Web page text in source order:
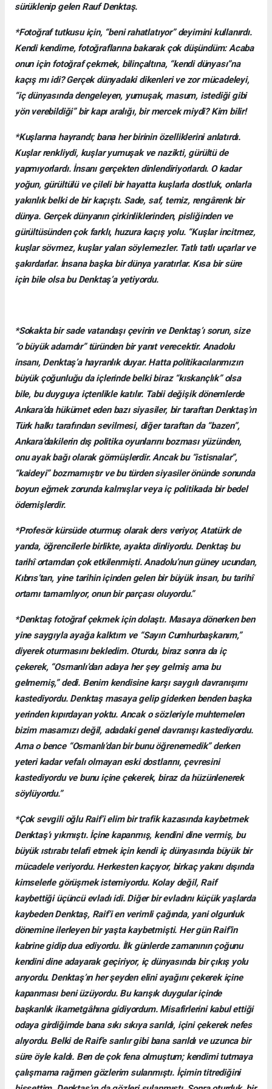
sürüklenip gelen Rauf Denktaş.
*Fotoğraf tutkusu için, “beni rahatlatıyor” deyimini kullanırdı.
Kendi kendime, fotoğraflarına bakarak çok düşündüm: Acaba
onun için fotoğraf çekmek, bilinçaltına, “kendi dünyası”na
kaçış mı idi? Gerçek dünyadaki dikenleri ve zor mücadeleyi,
“iç dünyasında dengeleyen, yumuşak, masum, istediği gibi
yön verebildiği” bir kapı aralığı, bir mercek miydi? Kim bilir!
*Kuşlarına hayrandı; bana her birinin özelliklerini anlatırdı.
Kuşlar renkliydi, kuşlar yumuşak ve nazikti, gürültü de
yapmıyorlardı. İnsanı gerçekten dinlendiriyorlardı. O kadar
yoğun, gürültülü ve çileli bir hayatta kuşlarla dostluk, onlarla
yakınlık belki de bir kaçıştı. Sade, saf, temiz, rengârenk bir
dünya. Gerçek dünyanın çirkinliklerinden, pisliğinden ve
gürültüsünden çok farklı, huzura kaçış yolu. “Kuşlar incitmez,
kuşlar sövmez, kuşlar yalan söylemezler. Tatlı tatlı uçarlar ve
şakırdarlar. İnsana başka bir dünya yaratırlar. Kısa bir süre
için bile olsa bu Denktaş’a yetiyordu.
*Sokakta bir sade vatandaşı çevirin ve Denktaş’ı sorun, size
“o büyük adamdır” türünden bir yanıt verecektir. Anadolu
insanı, Denktaş’a hayranlık duyar. Hatta politikacılarımızın
büyük çoğunluğu da içlerinde belki biraz “kıskançlık” olsa
bile, bu duyguya içtenlikle katılır. Tabii değişik dönemlerde
Ankara’da hükümet eden bazı siyasiler, bir taraftan Denktaş’ın
Türk halkı tarafından sevilmesi, diğer taraftan da “bazen”,
Ankara’dakilerin dış politika oyunlarını bozması yüzünden,
onu ayak bağı olarak görmüşlerdir. Ancak bu “istisnalar”,
“kaideyi” bozmamıştır ve bu türden siyasiler önünde sonunda
boyun eğmek zorunda kalmışlar veya iç politikada bir bedel
ödemişlerdir.
*Profesör kürsüde oturmuş olarak ders veriyor, Atatürk de
yanda, öğrencilerle birlikte, ayakta dinliyordu. Denktaş bu
tarihî ortamdan çok etkilenmişti. Anadolu’nun güney ucundan,
Kıbrıs’tan, yine tarihin içinden gelen bir büyük insan, bu tarihî
ortamı tamamlıyor, onun bir parçası oluyordu.”
*Denktaş fotoğraf çekmek için dolaştı. Masaya dönerken ben
yine saygıyla ayağa kalktım ve “Sayın Cumhurbaşkanım,”
diyerek oturmasını bekledim. Oturdu, biraz sonra da iç
çekerek, “Osmanlı’dan adaya her şey gelmiş ama bu
gelmemiş,” dedi. Benim kendisine karşı saygılı davranışımı
kastediyordu. Denktaş masaya gelip giderken benden başka
yerinden kıpırdayan yoktu. Ancak o sözleriyle muhtemelen
bizim masamızı değil, adadaki genel davranışı kastediyordu.
Ama o bence “Osmanlı’dan bir bunu öğrenemedik” derken
yeteri kadar vefalı olmayan eski dostlarını, çevresini
kastediyordu ve bunu içine çekerek, biraz da hüzünlenerek
söylüyordu.”
*Çok sevgili oğlu Raif’i elim bir trafik kazasında kaybetmek
Denktaş’ı yıkmıştı. İçine kapanmış, kendini dine vermiş, bu
büyük ıstırabı telafi etmek için kendi iç dünyasında büyük bir
mücadele veriyordu. Herkesten kaçıyor, birkaç yakını dışında
kimselerle görüşmek istemiyordu. Kolay değil, Raif
kaybettiği üçüncü evladı idi. Diğer bir evladını küçük yaşlarda
kaybeden Denktaş, Raif’i en verimli çağında, yani olgunluk
dönemine ilerleyen bir yaşta kaybetmişti. Her gün Raif’in
kabrine gidip dua ediyordu. İlk günlerde zamanının çoğunu
kendini dine adayarak geçiriyor, iç dünyasında bir çıkış yolu
arıyordu. Denktaş’ın her şeyden elini ayağını çekerek içine
kapanması beni üzüyordu. Bu karışık duygular içinde
başkanlık ikametgâhına gidiyordum. Misafirlerini kabul ettiği
odaya girdiğimde bana sıkı sıkıya sarıldı, içini çekerek nefes
alıyordu. Belki de Raif’e sarılır gibi bana sarıldı ve uzunca bir
süre öyle kaldı. Ben de çok fena olmuştum; kendimi tutmaya
çalışmama rağmen gözlerim sulanmıştı. İçimin titrediğini